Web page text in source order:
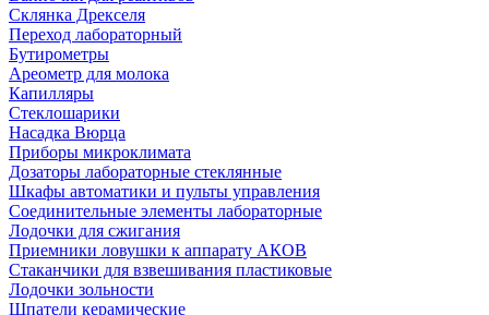
Склянка Дрекселя
Переход лабораторный
Бутирометры
Ареометр для молока
Капилляры
Стеклошарики
Насадка Вюрца
Приборы микроклимата
Дозаторы лабораторные стеклянные
Шкафы автоматики и пульты управления
Соединительные элементы лабораторные
Лодочки для сжигания
Приемники ловушки к аппарату АКОВ
Стаканчики для взвешивания пластиковые
Лодочки зольности
Шпатели керамические